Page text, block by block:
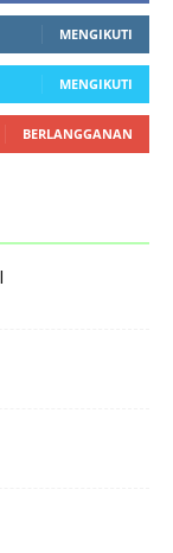
MENGIKUTI
MENGIKUTI
BERLANGGANAN